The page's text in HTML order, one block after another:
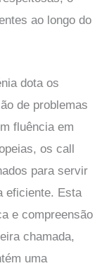
ao longo do
dota os
de problemas
fluência em
os call
para servir
eficiente. Esta
e compreensão
chamada,
uma